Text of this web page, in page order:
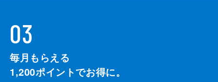
03
毎月もらえる
1,200ポイントでお得に。